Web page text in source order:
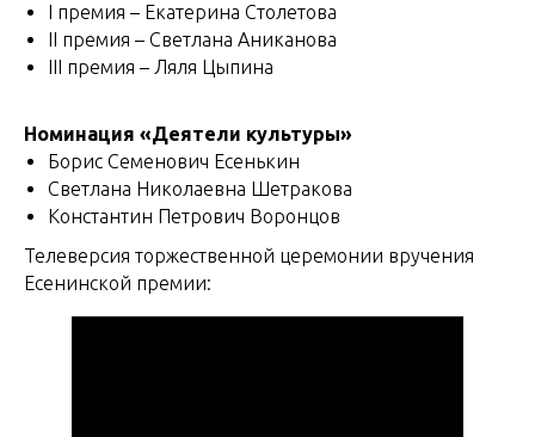
I премия – Екатерина Столетова
II премия – Светлана Аниканова
III премия – Ляля Цыпина
Номинация «Деятели культуры»
Борис Семенович Есенькин
Светлана Николаевна Шетракова
Константин Петрович Воронцов
Телеверсия торжественной церемонии вручения
Есенинской премии: